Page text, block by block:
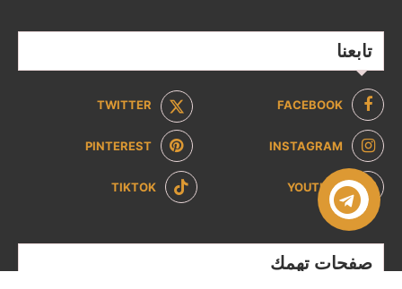
تابعنا
FACEBOOK
TWITTER
INSTAGRAM
PINTEREST
YOUTUBE
TIKTOK
صفحات تهمك